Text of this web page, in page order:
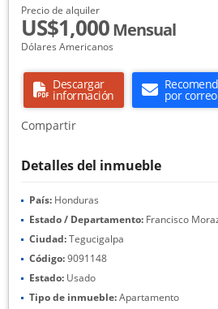
Precio de alquiler
US$1,000Mensual
Dólares Americanos
Descargar
información
por
Compartir
Detalles del inmueble
País: Honduras
Estado / Departamento: Francisco
Ciudad:Tegucigalpa
Código:9091148
Estado: Usado
Tipo de inmueble:Apartamento